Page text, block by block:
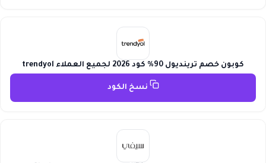
كوبون خصم ترينديول 90% كود 2026 لجميع العملاء trendyol
نسخ الكود